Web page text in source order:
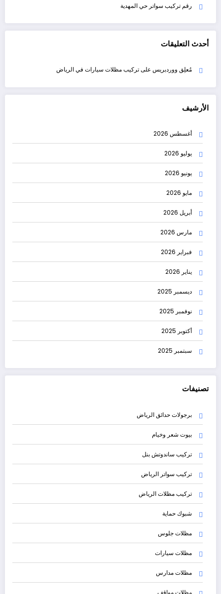
رقم تركيب سواتر حي المهدية
أحدث التعليقات
مُعلِق ووردبريس علىتركيب مظلات سيارات في الرياض
الأرشيف
أغسطس 2026
يوليو 2026
يونيو 2026
مايو 2026
أبريل 2026
مارس 2026
فبراير 2026
يناير 2026
ديسمبر 2025
نوفمبر 2025
أكتوبر 2025
سبتمبر 2025
تصنيفات
برجولات حدائق الرياض
بيوت شعر وخيام
تركيب ساندوتش بنل
تركيب سواتر الرياض
تركيب مظلات الرياض
شبوك حماية
مظلات جلوس
مظلات سيارات
مظلات مدارس
مظلات مواقف